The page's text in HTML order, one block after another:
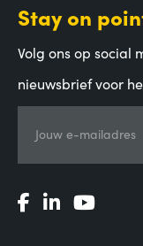
Stay on
Volg ons op social
nieuwsbrief voor
Jouw e-mailadres